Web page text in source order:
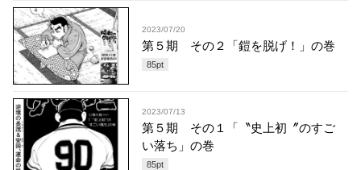
2023/07/20
第５期 その２「鎧を脱げ！」の巻
85pt
2023/07/13
第５期 その１「〝史上初〞のすご
い落ち」の巻
85pt